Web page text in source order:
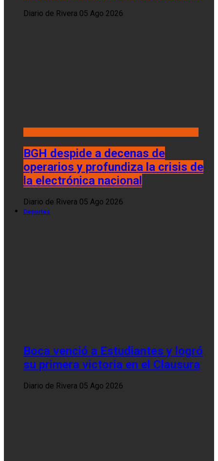
Diario de Rivera 05 Ago 2026
BGH despide a decenas de
operarios y profundiza la crisis de
la electrónica nacional
Diario de Rivera 05 Ago 2026
Deportes
Boca venció a Estudiantes y logró
su primera victoria en el Clausura
Diario de Rivera 05 Ago 2026